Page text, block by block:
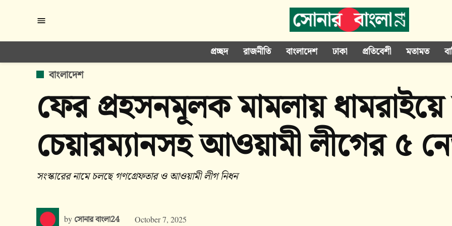
content
প্রচ্ছদ রাজনীতি বাংলাদেশ ঢাকা প্রতিবেশী মতামত
POSTED
বাংলাদেশ
ফের প্রহসনমূলক মামলায়
চেয়ারম্যানসহ আওয়ামী লীগের ৫
সংস্কারের নামে চলছে গণগ্রেফতার ও আওয়ামী লীগ নিধন
by সোনার বাংলা24 October 7, 2025